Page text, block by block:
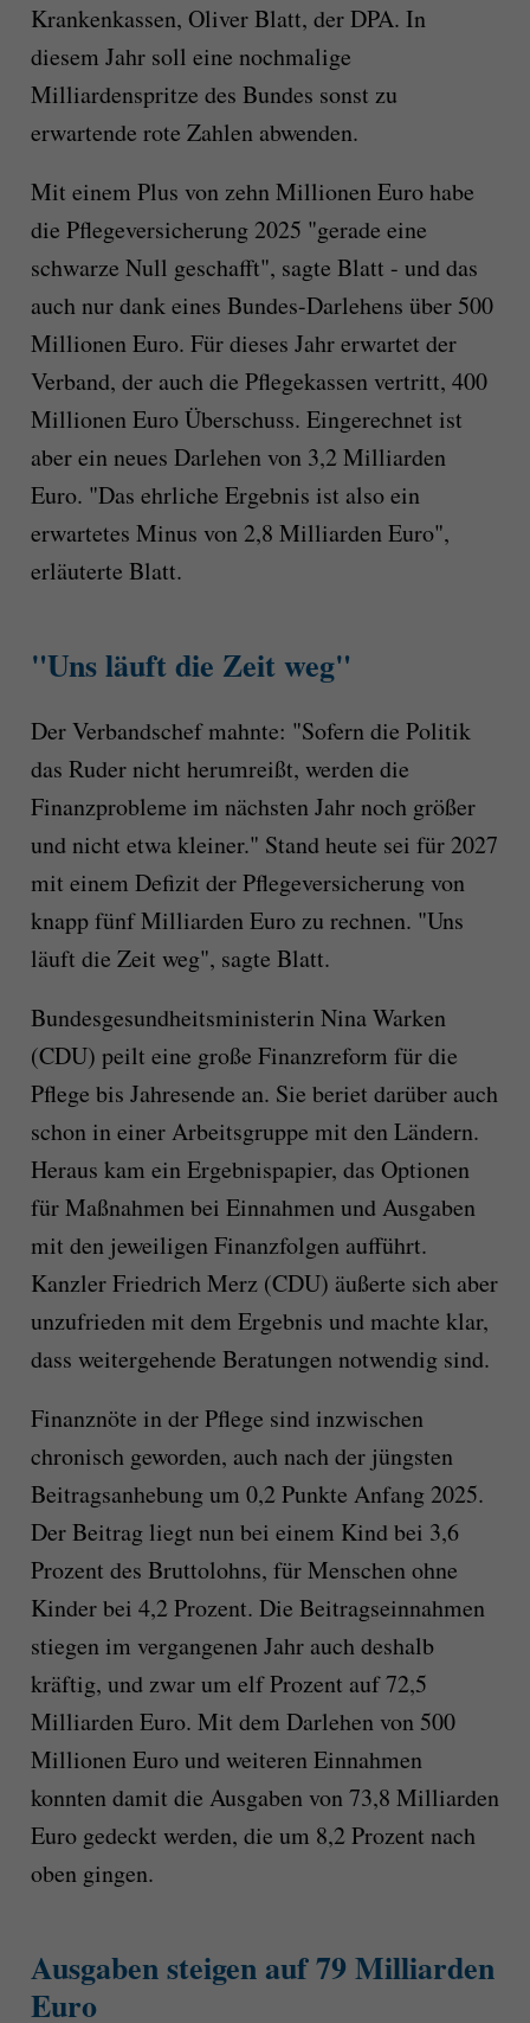
Krankenkassen, Oliver Blatt, der DPA. In
diesem Jahr soll eine nochmalige
Milliardenspritze des Bundes sonst zu
erwartende rote Zahlen abwenden.
Mit einem Plus von zehn Millionen Euro habe
die Pflegeversicherung 2025 "gerade eine
schwarze Null geschafft", sagte Blatt - und das
auch nur dank eines Bundes-Darlehens über 500
Millionen Euro. Für dieses Jahr erwartet der
Verband, der auch die Pflegekassen vertritt, 400
Millionen Euro Überschuss. Eingerechnet ist
aber ein neues Darlehen von 3,2 Milliarden
Euro. "Das ehrliche Ergebnis ist also ein
erwartetes Minus von 2,8 Milliarden Euro",
erläuterte Blatt.
"Uns läuft die Zeit weg"
Der Verbandschef mahnte: "Sofern die Politik
das Ruder nicht herumreißt, werden die
Finanzprobleme im nächsten Jahr noch größer
und nicht etwa kleiner." Stand heute sei für 2027
mit einem Defizit der Pflegeversicherung von
knapp fünf Milliarden Euro zu rechnen. "Uns
läuft die Zeit weg", sagte Blatt.
Bundesgesundheitsministerin Nina Warken
(CDU) peilt eine große Finanzreform für die
Pflege bis Jahresende an. Sie beriet darüber auch
schon in einer Arbeitsgruppe mit den Ländern.
Heraus kam ein Ergebnispapier, das Optionen
für Maßnahmen bei Einnahmen und Ausgaben
mit den jeweiligen Finanzfolgen aufführt.
Kanzler Friedrich Merz (CDU) äußerte sich aber
unzufrieden mit dem Ergebnis und machte klar,
dass weitergehende Beratungen notwendig sind.
Finanznöte in der Pflege sind inzwischen
chronisch geworden, auch nach der jüngsten
Beitragsanhebung um 0,2 Punkte Anfang 2025.
Der Beitrag liegt nun bei einem Kind bei 3,6
Prozent des Bruttolohns, für Menschen ohne
Kinder bei 4,2 Prozent. Die Beitragseinnahmen
stiegen im vergangenen Jahr auch deshalb
kräftig, und zwar um elf Prozent auf 72,5
Milliarden Euro. Mit dem Darlehen von 500
Millionen Euro und weiteren Einnahmen
konnten damit die Ausgaben von 73,8 Milliarden
Euro gedeckt werden, die um 8,2 Prozent nach
oben gingen.
Ausgaben steigen auf 79 Milliarden
Euro